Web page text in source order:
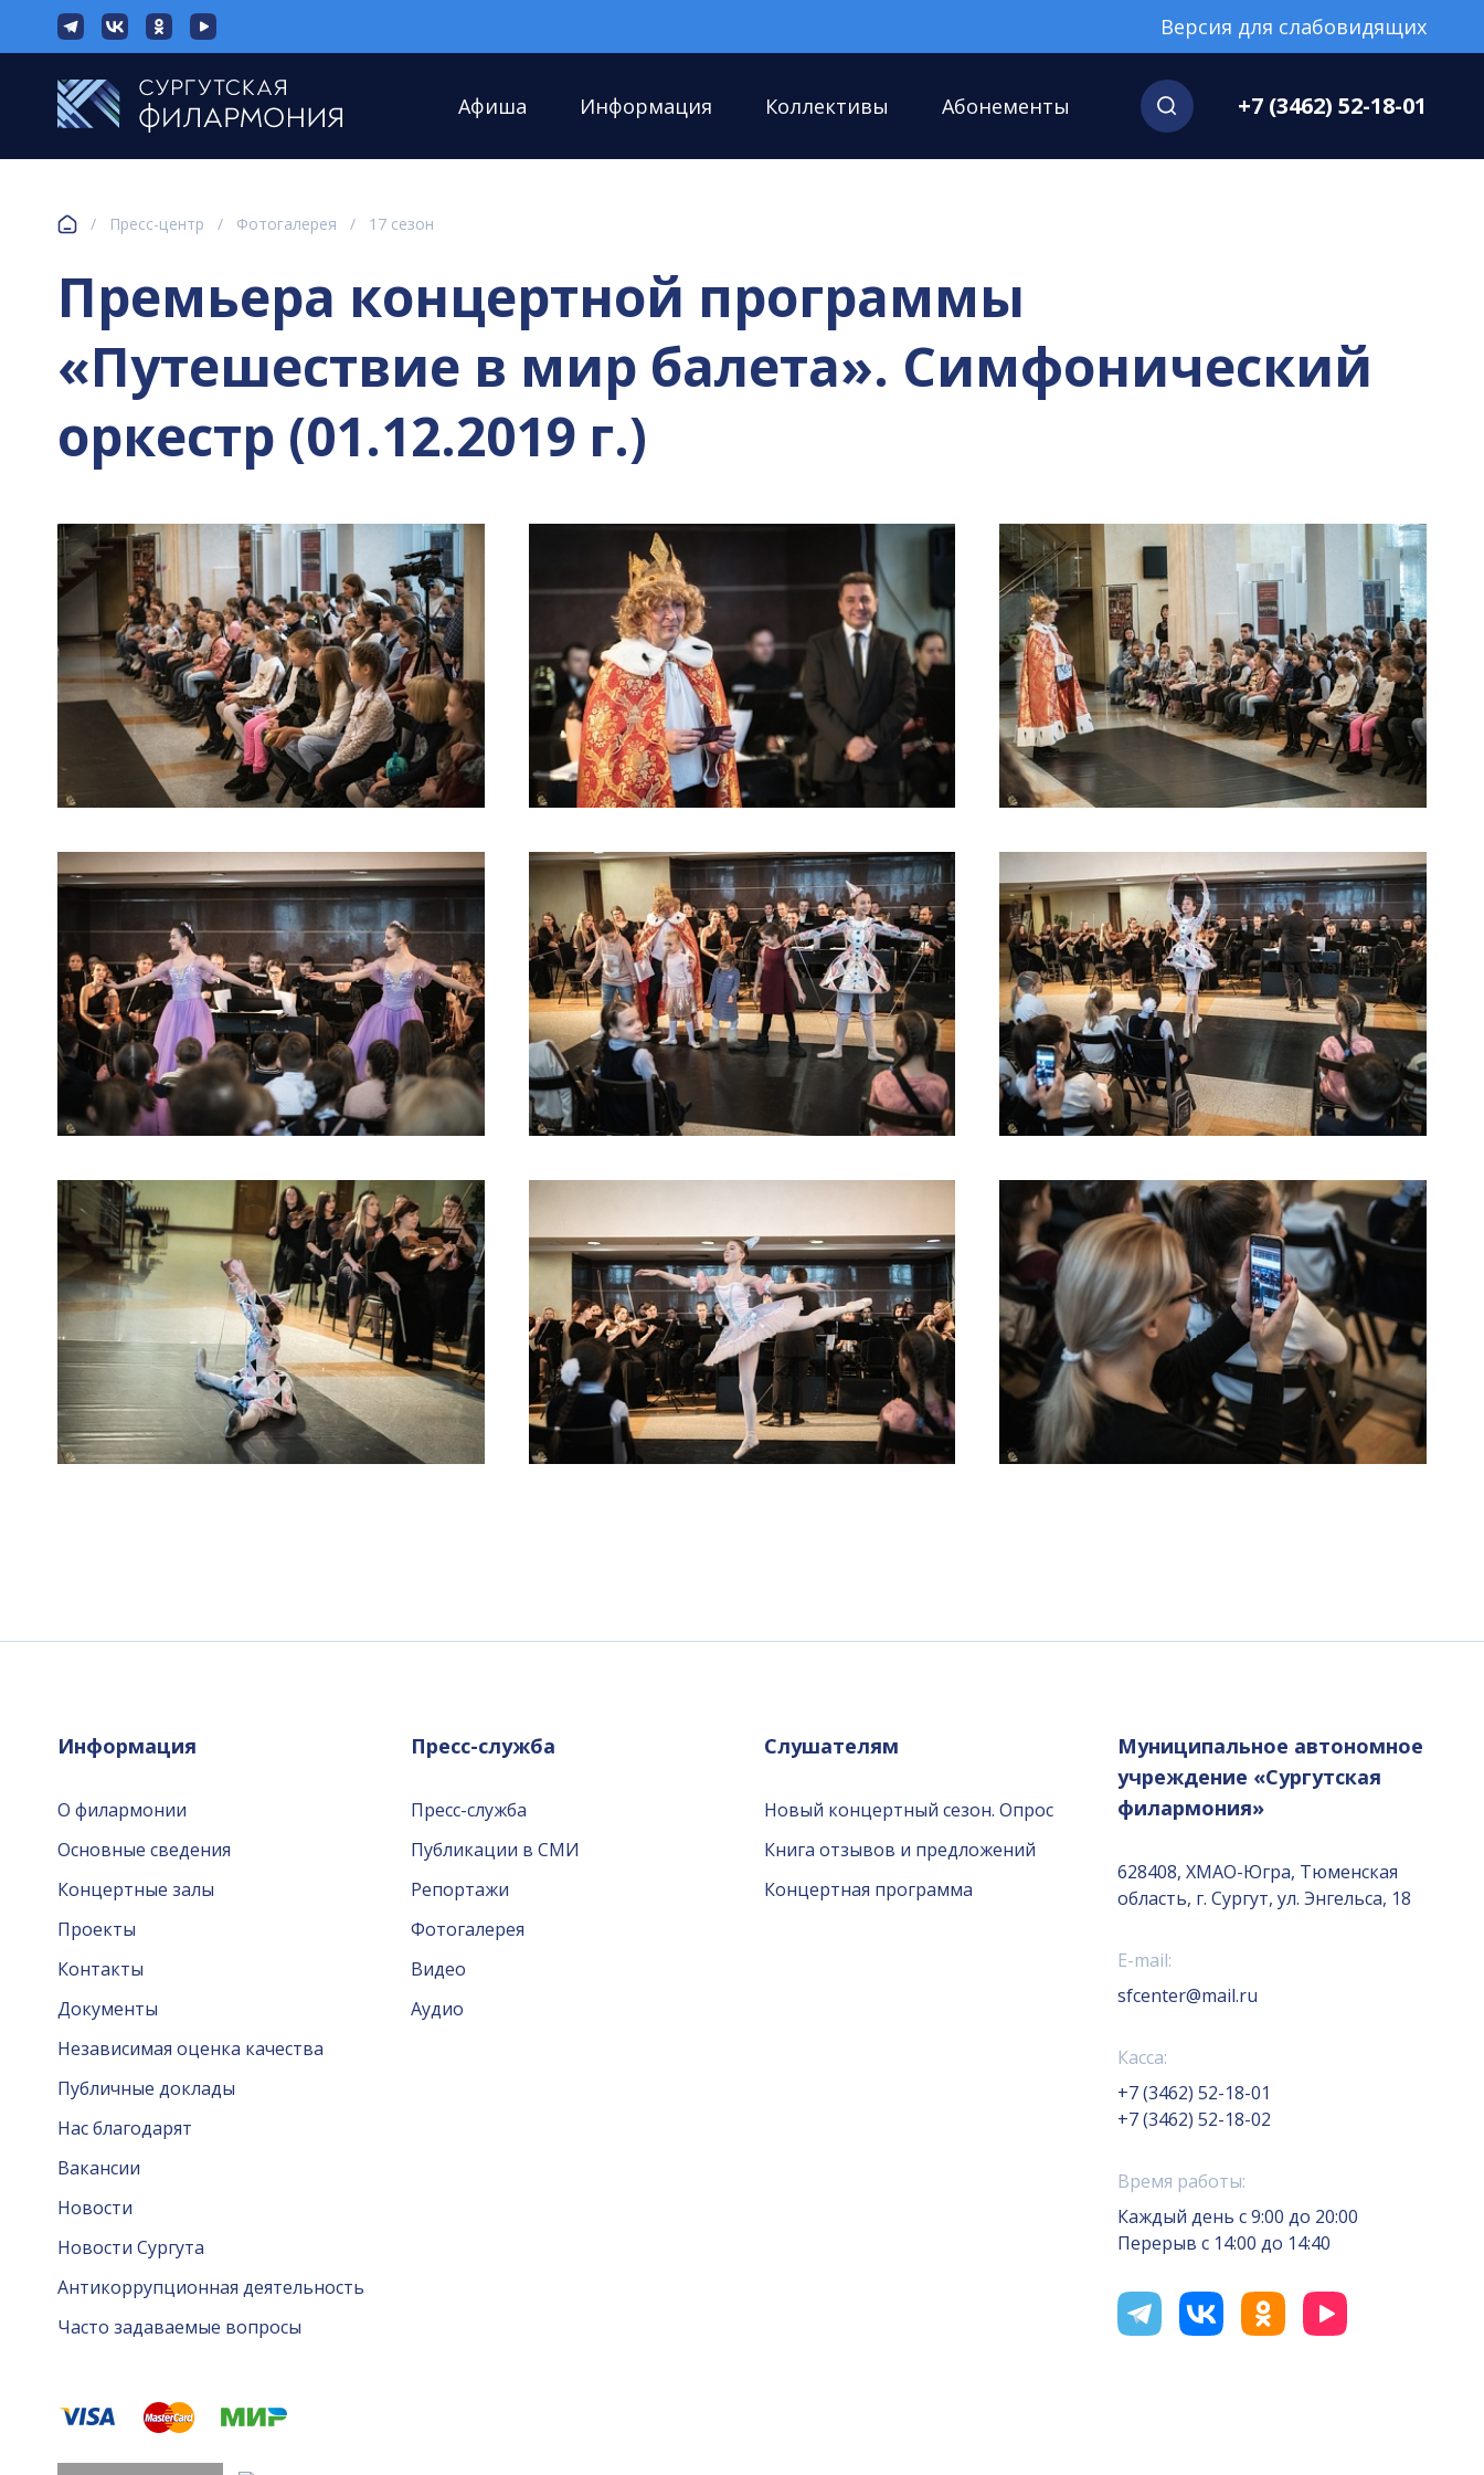
Версия для слабовидящих
Афиша Информация Коллективы Абонементы +7 (3462) 52-18-01
/ Пресс-центр / Фотогалерея / 17 сезон
Премьера концертной программы
«Путешествие в мир балета». Симфонический
оркестр (01.12.2019 г.)
Информация
О филармонии
Основные сведения
Концертные залы
Проекты
Контакты
Документы
Независимая оценка качества
Публичные доклады
Нас благодарят
Вакансии
Новости
Новости Сургута
Антикоррупционная деятельность
Часто задаваемые вопросы
Пресс-служба
Пресс-служба
Публикации в СМИ
Репортажи
Фотогалерея
Видео
Аудио
Слушателям
Новый концертный сезон. Опрос
Книга отзывов и предложений
Концертная программа
Муниципальное автономное
учреждение «Сургутская
филармония»
628408, ХМАО-Югра, Тюменская
область, г. Сургут, ул. Энгельса, 18
E-mail:
sfcenter@mail.ru
Касса:
+7 (3462) 52-18-01
+7 (3462) 52-18-02
Время работы:
Каждый день с 9:00 до 20:00
Перерыв с 14:00 до 14:40